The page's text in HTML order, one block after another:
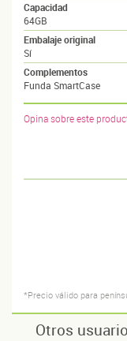
Capacidad
64GB
Embalaje original
Sí
Complementos
Funda SmartCase
Opina sobre este
*Precio válido para
Otros